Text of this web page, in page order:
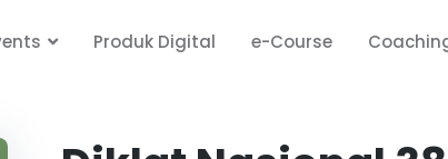
Produk Digital e-Course